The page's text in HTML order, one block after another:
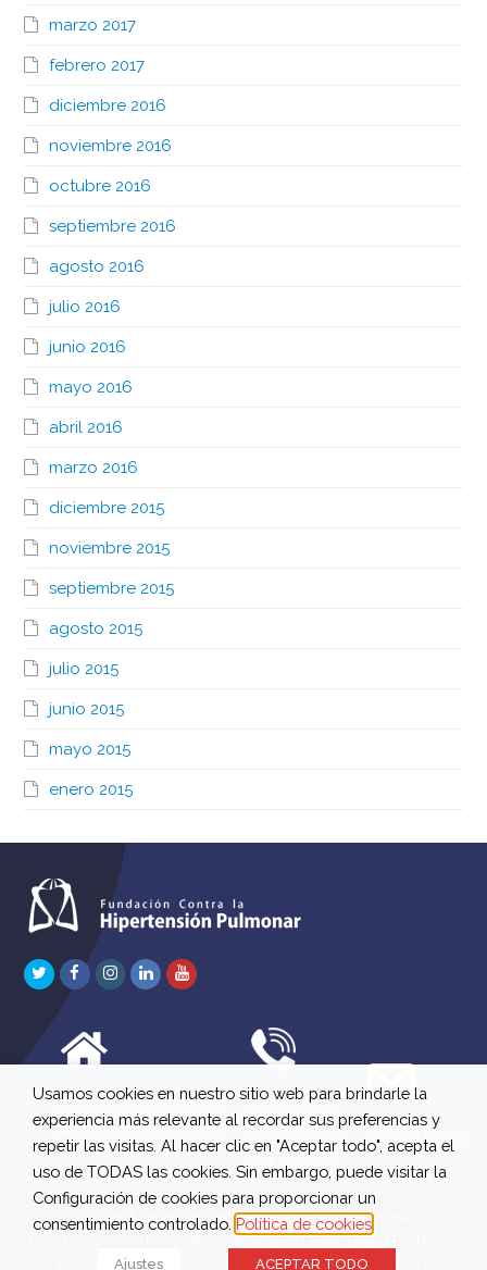
marzo 2017
febrero 2017
diciembre 2016
noviembre 2016
octubre 2016
septiembre 2016
agosto 2016
julio 2016
junio 2016
mayo 2016
abril 2016
marzo 2016
diciembre 2015
noviembre 2015
septiembre 2015
agosto 2015
julio 2015
junio 2015
mayo 2015
enero 2015
TwitterFacebook
Instagram
LinkedInYoutube
C/ Río Jordán 7 bajo
A 28981 Parla Madrid
647 630 515
661 73 42 04
613 22 15 27
info@fchp.es
© 2026 Fundación Contra la Hipertensión Pulmonar
Términos legales|Aviso Legal
privacidad|Política de cookies |Política de devoluciones y
Usamos cookies en nuestro sitio web para brindarle la
experiencia más relevante al recordar sus preferencias y
repetir las visitas. Al hacer clic en "Aceptar todo", acepta el
uso de TODAS las cookies. Sin embargo, puede visitar la
Configuración de cookies para proporcionar un
consentimiento controlado. Política de cookies
Ajustes ACEPTAR TODO